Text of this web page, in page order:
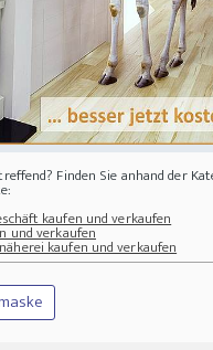
Finden Sie anhand der
kaufen und verkaufen
und verkaufen
kaufen und verkaufen